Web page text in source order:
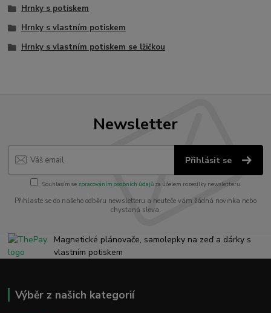
Hrnky s potiskem
Hrnky s vlastním potiskem
Hrnky s vlastním potiskem se lžičkou
Newsletter
Přihlásit se
Souhlasím se zpracováním osobních údajůza účelem rozesílky newsletteru.
Přihlaste se do našeho odběru newsletteru a neuteče vám žádná novinka nebo
chystaná sleva.
Magnetické plánovače, samolepky na zeď a dárky s
vlastním potiskem
Výběr z našich kategorií